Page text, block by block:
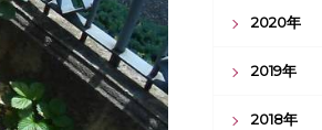
2020年
2019年
2018年